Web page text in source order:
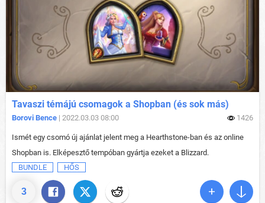
3
Tavaszi témájú csomagok a Shopban (és sok más)
Borovi Bence | 2022.03.03 08:00 1426
Ismét egy csomó új ajánlat jelent meg a Hearthstone-ban és az online
Shopban is. Elképesztő tempóban gyártja ezeket a Blizzard.
BUNDLE
HŐS